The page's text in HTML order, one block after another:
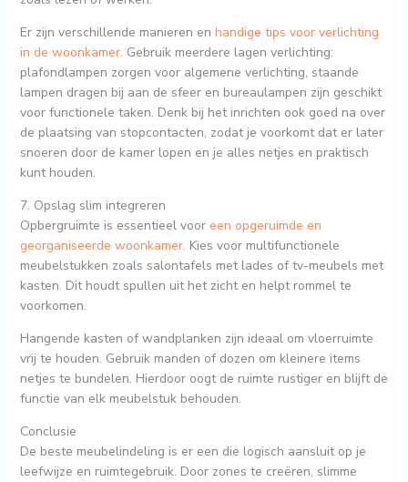
Er zijn verschillende manieren en handige tips voor verlichting
in de woonkamer. Gebruik meerdere lagen verlichting:
plafondlampen zorgen voor algemene verlichting, staande
lampen dragen bij aan de sfeer en bureaulampen zijn geschikt
voor functionele taken. Denk bij het inrichten ook goed na over
de plaatsing van stopcontacten, zodat je voorkomt dat er later
snoeren door de kamer lopen en je alles netjes en praktisch
kunt houden.
7. Opslag slim integreren
Opbergruimte is essentieel vooreen opgeruimde en
georganiseerde woonkamer. Kies voor multifunctionele
meubelstukken zoals salontafels met lades of tv-meubels met
kasten. Dit houdt spullen uit het zicht en helpt rommel te
voorkomen.
Hangende kasten of wandplanken zijn ideaal om vloerruimte
vrij te houden. Gebruik manden of dozen om kleinere items
netjes te bundelen. Hierdoor oogt de ruimte rustiger en blijft de
functie van elk meubelstuk behouden.
Conclusie
De beste meubelindeling is er een die logisch aansluit op je
leefwijze en ruimtegebruik. Door zones te creëren, slimme